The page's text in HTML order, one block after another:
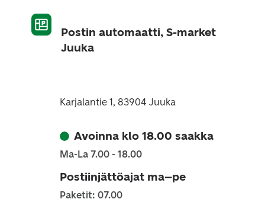
Postin automaatti, S-market
Juuka
Karjalantie 1, 83904 Juuka
Avoinna klo 18.00 saakka
Ma-La 7.00 - 18.00
Postiinjättöajat ma–pe
Paketit: 07.00